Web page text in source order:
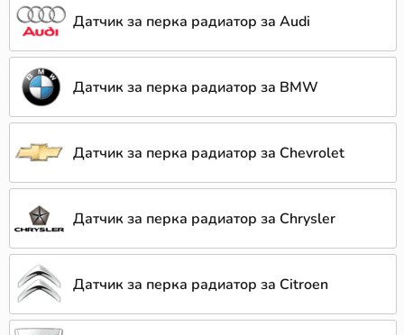
Датчик за перка радиатор за Audi
Датчик за перка радиатор за BMW
Датчик за перка радиатор за Chevrolet
Датчик за перка радиатор за Chrysler
Датчик за перка радиатор за Citroen